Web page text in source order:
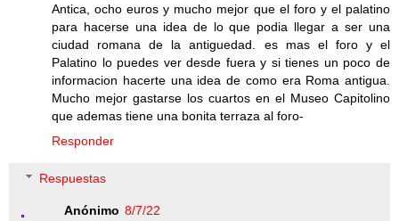
Antica, ocho euros y mucho mejor que el foro y el palatino
para hacerse una idea de lo que podia llegar a ser una
ciudad romana de la antiguedad. es mas el foro y el
Palatino lo puedes ver desde fuera y si tienes un poco de
informacion hacerte una idea de como era Roma antigua.
Mucho mejor gastarse los cuartos en el Museo Capitolino
que ademas tiene una bonita terraza al foro-
Responder
Respuestas
Anónimo 8/7/22